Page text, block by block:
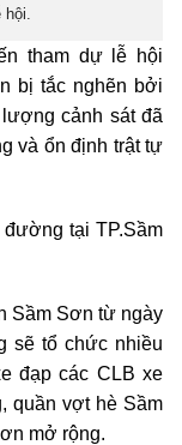
hội.
tham dự lễ hội
bị tắc nghẽn bởi
cảnh sát đã
và ổn định trật tự
tại TP.Sầm
Sầm Sơn từ ngày
sẽ tổ chức nhiều
đạp các CLB xe
quần vợt hè Sầm
mở rộng.